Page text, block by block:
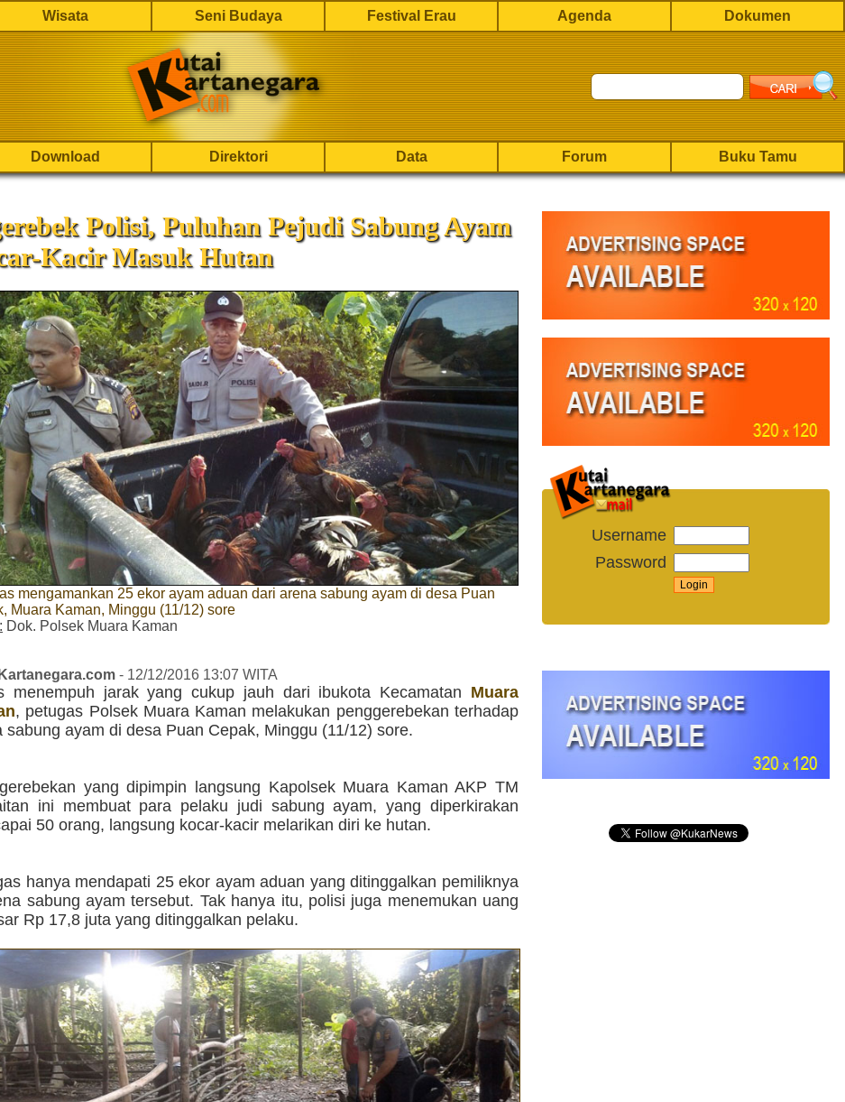
Wisata Seni Budaya Festival Erau Agenda Dokumen
Download Direktori Data Forum Buku Tamu
Polisi, Puluhan Pejudi Sabung Ayam
Kacir Masuk Hutan
mengamankan 25 ekor ayam aduan dari arena sabung ayam di desa Puan
Muara Kaman, Minggu (11/12) sore
Dok. Polsek Muara Kaman
- 12/12/2016 13:07 WITA
menempuh jarak yang cukup jauh dari ibukota Kecamatan Muara
, petugas Polsek Muara Kaman melakukan penggerebekan terhadap
sabung ayam di desa Puan Cepak, Minggu (11/12) sore.
yang dipimpin langsung Kapolsek Muara Kaman AKP TM
ini membuat para pelaku judi sabung ayam, yang diperkirakan
50 orang, langsung kocar-kacir melarikan diri ke hutan.
hanya mendapati 25 ekor ayam aduan yang ditinggalkan pemiliknya
sabung ayam tersebut. Tak hanya itu, polisi juga menemukan uang
Rp 17,8 juta yang ditinggalkan pelaku.
Username
Password